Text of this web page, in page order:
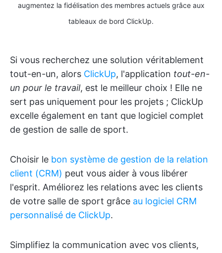
augmentez la fidélisation des membres actuels grâce aux
tableaux de bord ClickUp.
Si vous recherchez une solution véritablement
tout-en-un, alors ClickUp, l'application tout-en-
un pour le travail, est le meilleur choix ! Elle ne
sert pas uniquement pour les projets ; ClickUp
excelle également en tant que logiciel complet
de gestion de salle de sport.
Choisir le bon système de gestion de la relation
client (CRM) peut vous aider à vous libérer
l'esprit. Améliorez les relations avec les clients
de votre salle de sport grâce au logiciel CRM
personnalisé de ClickUp.
Simplifiez la communication avec vos clients,